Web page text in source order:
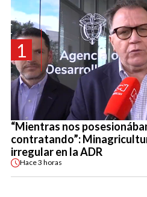
1
“Mientras nos
contratando”:
irregular en la ADR
Hace3 horas